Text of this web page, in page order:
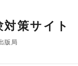
策サイト
版局